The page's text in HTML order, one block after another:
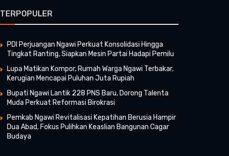
TERPOPULER
PDI Perjuangan Ngawi Perkuat Konsolidasi Hingga
Tingkat Ranting, Siapkan Mesin Partai Hadapi Pemilu
Lupa Matikan Kompor, Rumah Warga Ngawi Terbakar,
Kerugian Mencapai Puluhan Juta Rupiah
Bupati Ngawi Lantik 228 PNS Baru, Dorong Talenta
Muda Perkuat Reformasi Birokrasi
Pemkab Ngawi Revitalisasi Kepatihan Berusia Hampir
Dua Abad, Fokus Pulihkan Keaslian Bangunan Cagar
Budaya